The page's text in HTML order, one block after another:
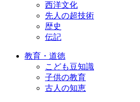
西洋文化
先人の超技術
歴史
伝記
教育・道徳
こども豆知識
子供の教育
古人の知恵